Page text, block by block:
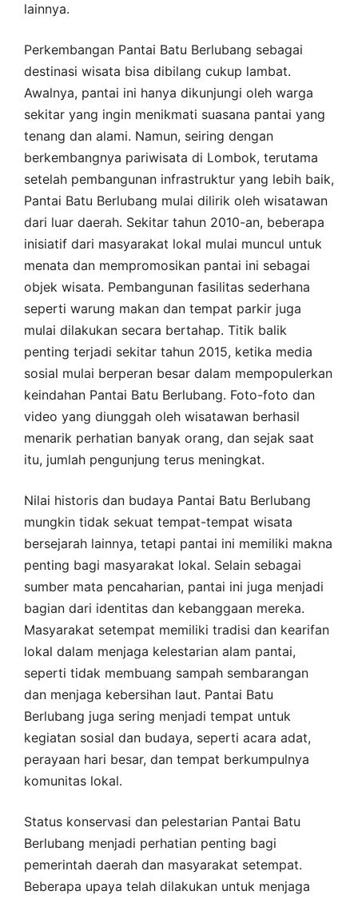
lainnya.
Perkembangan Pantai Batu Berlubang sebagai
destinasi wisata bisa dibilang cukup lambat.
Awalnya, pantai ini hanya dikunjungi oleh warga
sekitar yang ingin menikmati suasana pantai yang
tenang dan alami. Namun, seiring dengan
berkembangnya pariwisata di Lombok, terutama
setelah pembangunan infrastruktur yang lebih baik,
Pantai Batu Berlubang mulai dilirik oleh wisatawan
dari luar daerah. Sekitar tahun 2010-an, beberapa
inisiatif dari masyarakat lokal mulai muncul untuk
menata dan mempromosikan pantai ini sebagai
objek wisata. Pembangunan fasilitas sederhana
seperti warung makan dan tempat parkir juga
mulai dilakukan secara bertahap. Titik balik
penting terjadi sekitar tahun 2015, ketika media
sosial mulai berperan besar dalam mempopulerkan
keindahan Pantai Batu Berlubang. Foto-foto dan
video yang diunggah oleh wisatawan berhasil
menarik perhatian banyak orang, dan sejak saat
itu, jumlah pengunjung terus meningkat.
Nilai historis dan budaya Pantai Batu Berlubang
mungkin tidak sekuat tempat-tempat wisata
bersejarah lainnya, tetapi pantai ini memiliki makna
penting bagi masyarakat lokal. Selain sebagai
sumber mata pencaharian, pantai ini juga menjadi
bagian dari identitas dan kebanggaan mereka.
Masyarakat setempat memiliki tradisi dan kearifan
lokal dalam menjaga kelestarian alam pantai,
seperti tidak membuang sampah sembarangan
dan menjaga kebersihan laut. Pantai Batu
Berlubang juga sering menjadi tempat untuk
kegiatan sosial dan budaya, seperti acara adat,
perayaan hari besar, dan tempat berkumpulnya
komunitas lokal.
Status konservasi dan pelestarian Pantai Batu
Berlubang menjadi perhatian penting bagi
pemerintah daerah dan masyarakat setempat.
Beberapa upaya telah dilakukan untuk menjaga